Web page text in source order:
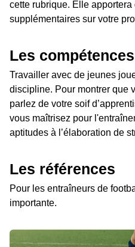
cette rubrique. Elle
supplémentaires sur votre
Les compétences
Travailler avec de jeunes
discipline. Pour montrer que
parlez de votre soif
vous maîtrisez pour
aptitudes à l’élaboration de
Les références
Pour les entraîneurs de
importante.